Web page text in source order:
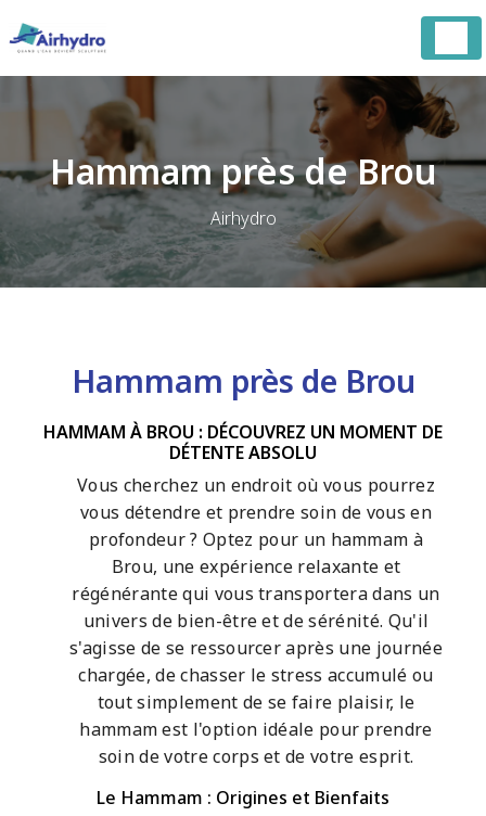
Hammam près de Brou
Airhydro
Hammam près de Brou
HAMMAM À BROU : DÉCOUVREZ UN MOMENT DE
DÉTENTE ABSOLU
Vous cherchez un endroit où vous pourrez
vous détendre et prendre soin de vous en
profondeur ? Optez pour un hammam à
Brou, une expérience relaxante et
régénérante qui vous transportera dans un
univers de bien-être et de sérénité. Qu'il
s'agisse de se ressourcer après une journée
chargée, de chasser le stress accumulé ou
tout simplement de se faire plaisir, le
hammam est l'option idéale pour prendre
soin de votre corps et de votre esprit.
Le Hammam : Origines et Bienfaits